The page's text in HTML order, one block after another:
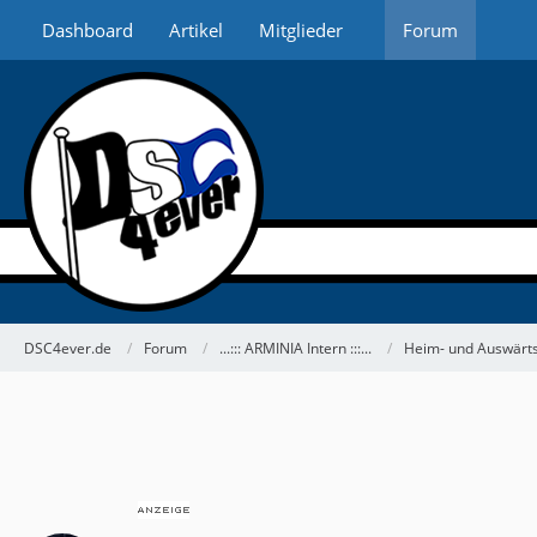
Dashboard Artikel Mitglieder Forum
DSC4ever.de Forum ...::: ARMINIA Intern :::... Heim- und